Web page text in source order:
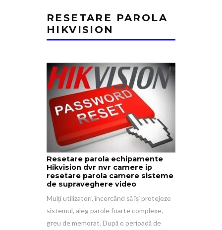
RESETARE PAROLA
HIKVISION
Resetare parola echipamente
Hikvision dvr nvr camere ip
resetare parola camere sisteme
de supraveghere video
Mulți utilizatori, încercând să își protejeze
sistemul, aleg parole foarte complexe,
greu de memorat. După o perioadă de